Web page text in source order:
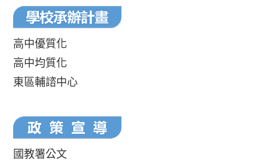
高中優質化
高中均質化
東區輔諮中心
國教署公文